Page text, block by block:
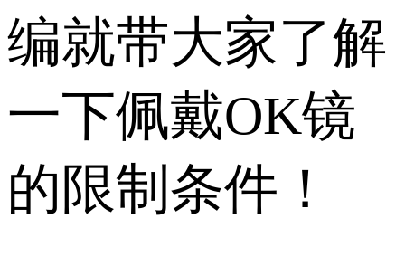
编就带大家了解
一下佩戴OK镜
的限制条件！